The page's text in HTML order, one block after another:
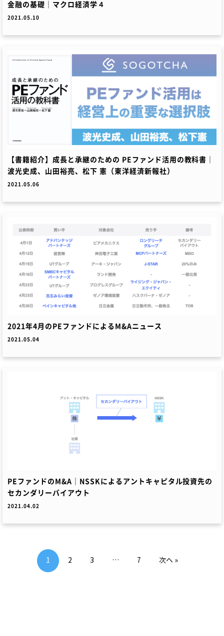
金融の基礎｜マクロ経済学４
2021.05.10
【書籍紹介】成長と承継のための PEファンド活用の教科書｜
波光史成、山田裕亮、松下 憲（東洋経済新報社）
2021.05.06
2021年4月のPEファンドによるM&Aニュース
2021.05.04
PEファンドのM&A｜NSSKによるアントキャピタル投資先の
セカンダリーバイアウト
2021.04.02
1 2 3 … 7 次へ »